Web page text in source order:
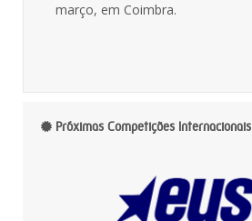
março, em Coimbra.
Próximas Competições Internacionais